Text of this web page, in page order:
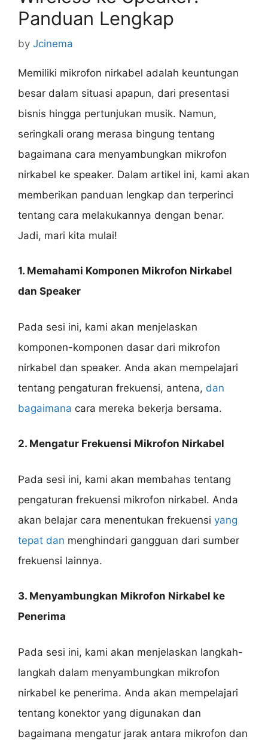
Panduan Lengkap
by Jcinema
Memiliki mikrofon nirkabel adalah keuntungan
besar dalam situasi apapun, dari presentasi
bisnis hingga pertunjukan musik. Namun,
seringkali orang merasa bingung tentang
bagaimana cara menyambungkan mikrofon
nirkabel ke speaker. Dalam artikel ini, kami akan
memberikan panduan lengkap dan terperinci
tentang cara melakukannya dengan benar.
Jadi, mari kita mulai!
1. Memahami Komponen Mikrofon Nirkabel
dan Speaker
Pada sesi ini, kami akan menjelaskan
komponen-komponen dasar dari mikrofon
nirkabel dan speaker. Anda akan mempelajari
tentang pengaturan frekuensi, antena, dan
bagaimana cara mereka bekerja bersama.
2. Mengatur Frekuensi Mikrofon Nirkabel
Pada sesi ini, kami akan membahas tentang
pengaturan frekuensi mikrofon nirkabel. Anda
akan belajar cara menentukan frekuensi yang
tepat dan menghindari gangguan dari sumber
frekuensi lainnya.
3. Menyambungkan Mikrofon Nirkabel ke
Penerima
Pada sesi ini, kami akan menjelaskan langkah-
langkah dalam menyambungkan mikrofon
nirkabel ke penerima. Anda akan mempelajari
tentang konektor yang digunakan dan
bagaimana mengatur jarak antara mikrofon dan